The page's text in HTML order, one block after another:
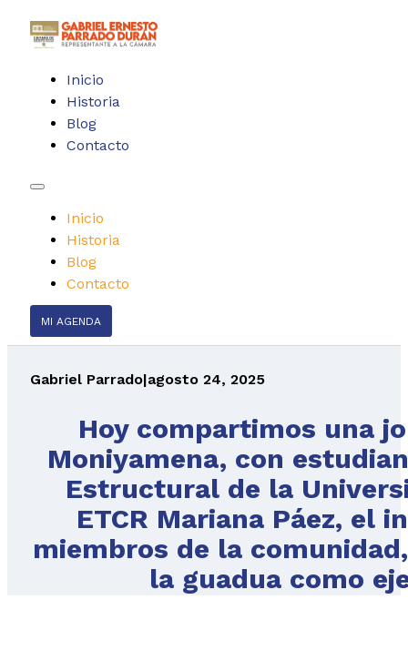
Inicio
Historia
Blog
Contacto
Inicio
Historia
Blog
Contacto
MI AGENDA
Gabriel Parrado|agosto 24, 2025
Hoy compartimos una
Moniyamena, con
Estructural de la
ETCR Mariana Páez, el
miembros de la
la guadua como